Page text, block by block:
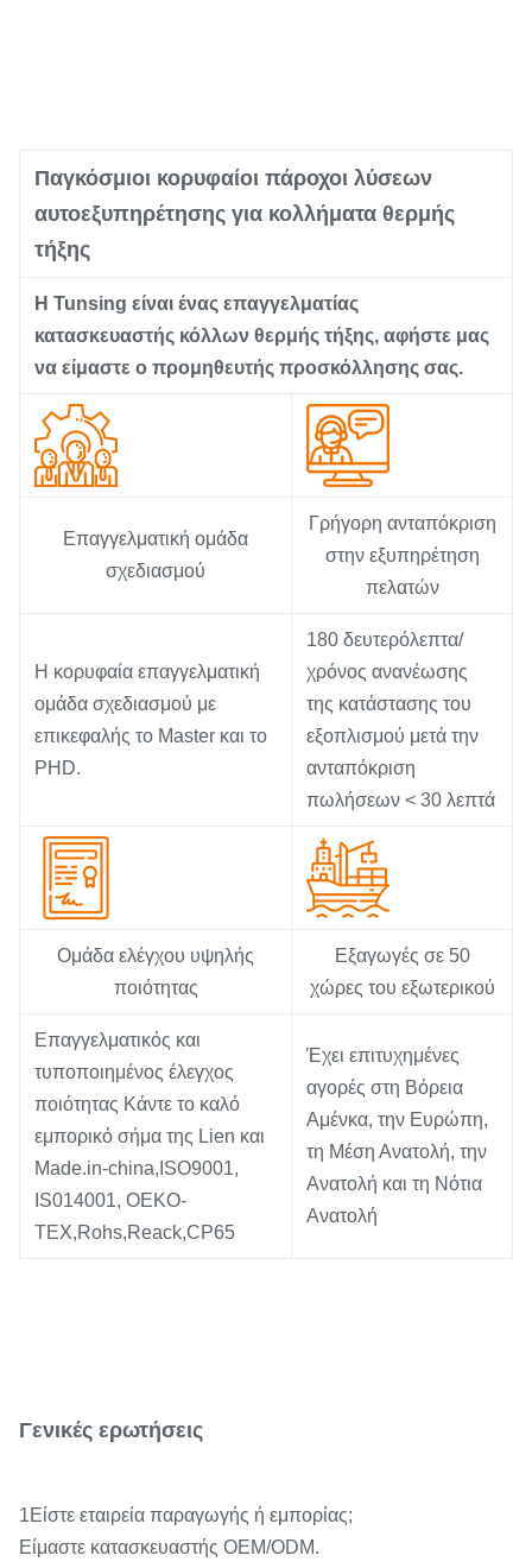
Παγκόσμιοι κορυφαίοι πάροχοι λύσεων
αυτοεξυπηρέτησης για κολλήματα θερμής
τήξης
Η Tunsing είναι ένας επαγγελματίας
κατασκευαστής κόλλων θερμής τήξης, αφήστε μας
να είμαστε ο προμηθευτής προσκόλλησης σας.
Επαγγελματική ομάδα
σχεδιασμού
Γρήγορη ανταπόκριση
στην εξυπηρέτηση
πελατών
Η κορυφαία επαγγελματική
ομάδα σχεδιασμού με
επικεφαλής το Master και το
PHD.
180 δευτερόλεπτα/
χρόνος ανανέωσης
της κατάστασης του
εξοπλισμού μετά την
ανταπόκριση
πωλήσεων < 30 λεπτά
Ομάδα ελέγχου υψηλής
ποιότητας
Εξαγωγές σε 50
χώρες του εξωτερικού
Επαγγελματικός και
τυποποιημένος έλεγχος
ποιότητας Κάντε το καλό
εμπορικό σήμα της Lien και
Made.in-china,ISO9001,
IS014001, OEKO-
TEX,Rohs,Reack,CP65
Έχει επιτυχημένες
αγορές στη Βόρεια
Αμένκα, την Ευρώπη,
τη Μέση Ανατολή, την
Ανατολή και τη Νότια
Ανατολή
Γενικές ερωτήσεις
1Είστε εταιρεία παραγωγής ή εμπορίας;
Είμαστε κατασκευαστής OEM/ODM.